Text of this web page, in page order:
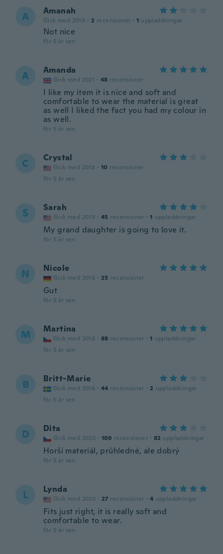
A Amanah
Gick med 2019 · 2 recensioner · 1 uppladdningar
Not nice
för 5 år sen
A Amanda
Gick med 2021 · 48 recensioner
I like my item it is nice and soft and
comfortable to wear the material is great
as well I liked the fact you had my colour in
as well.
för 5 år sen
C Crystal
Gick med 2018 · 10 recensioner
för 5 år sen
S Sarah
Gick med 2019 · 45 recensioner · 1 uppladdningar
My grand daughter is going to love it.
för 5 år sen
N Nicole
Gick med 2016 · 25 recensioner
Gut
för 5 år sen
M Martina
Gick med 2016 · 88 recensioner · 1 uppladdningar
för 5 år sen
B Britt-Marie
Gick med 2016 · 44 recensioner · 2 uppladdningar
för 5 år sen
D Dita
Gick med 2020 · 109 recensioner · 82 uppladdningar
Horší materiál, průhledné, ale dobrý
för 5 år sen
L Lynda
Gick med 2020 · 27 recensioner · 4 uppladdningar
Fits just right, it is really soft and
comfortable to wear.
för 5 år sen